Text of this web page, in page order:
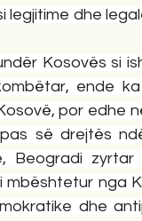
legjitime dhe
Kosovës si
ende
por edhe
së drejtës
Beogradi zyrtar
mbështetur nga
dhe